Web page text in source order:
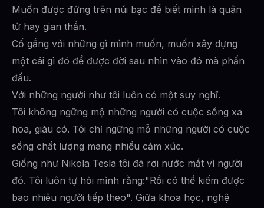
Muốn được đứng trên núi bạc để biết mình là quân
tử hay gian thần.
Cố gắng với những gì mình muốn, muốn xây dựng
một cái gì đó để được đời sau nhìn vào đó mà phấn
đấu.
Với những người như tôi luôn có một suy nghĩ.
Tôi không ngững mộ những người có cuộc sống xa
hoa, giàu có. Tôi chỉ ngững mỗ những người có cuộc
sống chất lượng mang nhiều cảm xúc.
Giống như Nikola Tesla tôi đã rơi nước mắt vì người
đó. Tôi luôn tự hỏi mình rằng:"Rồi có thể kiếm được
bao nhiêu người tiếp theo". Giữa khoa học, nghệ